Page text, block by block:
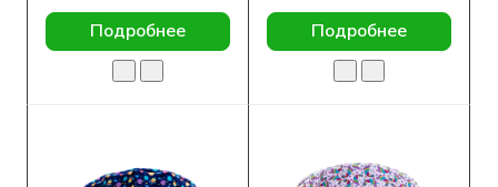
Подробнее Подробнее